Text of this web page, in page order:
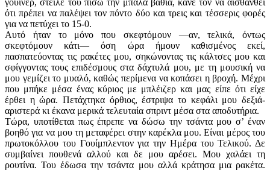
γουίνερ, στείλε του πίσω την μπάλα βαθιά, κάνε τον να αισθανθεί
ότι πρέπει να παλέψει τον πόντο δύο και τρεις και τέσσερις φορές
για να πετύχει το 15-0.
Αυτό ήταν το μόνο που σκεφτόμουν —αν, τελικά, όντως
σκεφτόμουν κάτι— όση ώρα ήμουν καθισμένος εκεί,
πασπατεύοντας τις ρακέτες μου, σηκώνοντας τις κάλτσες μου και
σφίγγοντας τους επιδέσμους στα δάχτυλά μου, με τη μουσική να
μου γεμίζει το μυαλό, καθώς περίμενα να κοπάσει η βροχή. Μέχρι
που μπήκε μέσα ένας κύριος με μπλέιζερ και μας είπε ότι είχε
έρθει η ώρα. Πετάχτηκα όρθιος, έστριψα το κεφάλι μου δεξιά-
αριστερά κι έκανα μερικά τελευταία σπριντ μέσα στα αποδυτήρια.
Τώρα, υποτίθεται πως έπρεπε να δώσω την τσάντα μου σ’ έναν
βοηθό για να μου τη μεταφέρει στην καρέκλα μου. Είναι μέρος του
πρωτοκόλλου του Γουίμπλεντον για την Ημέρα του Τελικού. Δε
συμβαίνει πουθενά αλλού και δε μου αρέσει. Μου χαλάει τη
ρουτίνα. Του έδωσα την τσάντα μου αλλά κράτησα μια ρακέτα.